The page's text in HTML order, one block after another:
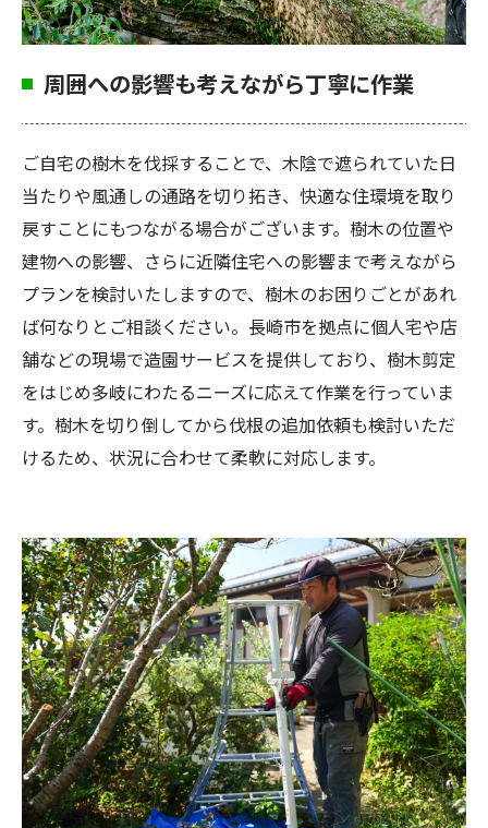
周囲への影響も考えながら丁寧に作業
ご自宅の樹木を伐採することで、木陰で遮られていた日
当たりや風通しの通路を切り拓き、快適な住環境を取り
戻すことにもつながる場合がございます。樹木の位置や
建物への影響、さらに近隣住宅への影響まで考えながら
プランを検討いたしますので、樹木のお困りごとがあれ
ば何なりとご相談ください。長崎市を拠点に個人宅や店
舗などの現場で造園サービスを提供しており、樹木剪定
をはじめ多岐にわたるニーズに応えて作業を行っていま
す。樹木を切り倒してから伐根の追加依頼も検討いただ
けるため、状況に合わせて柔軟に対応します。